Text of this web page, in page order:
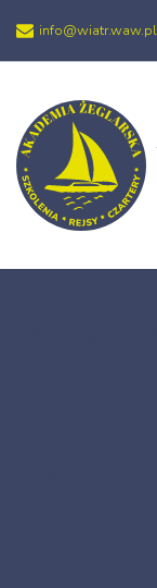
Przejdź
treści
info@wiatr.waw.pl